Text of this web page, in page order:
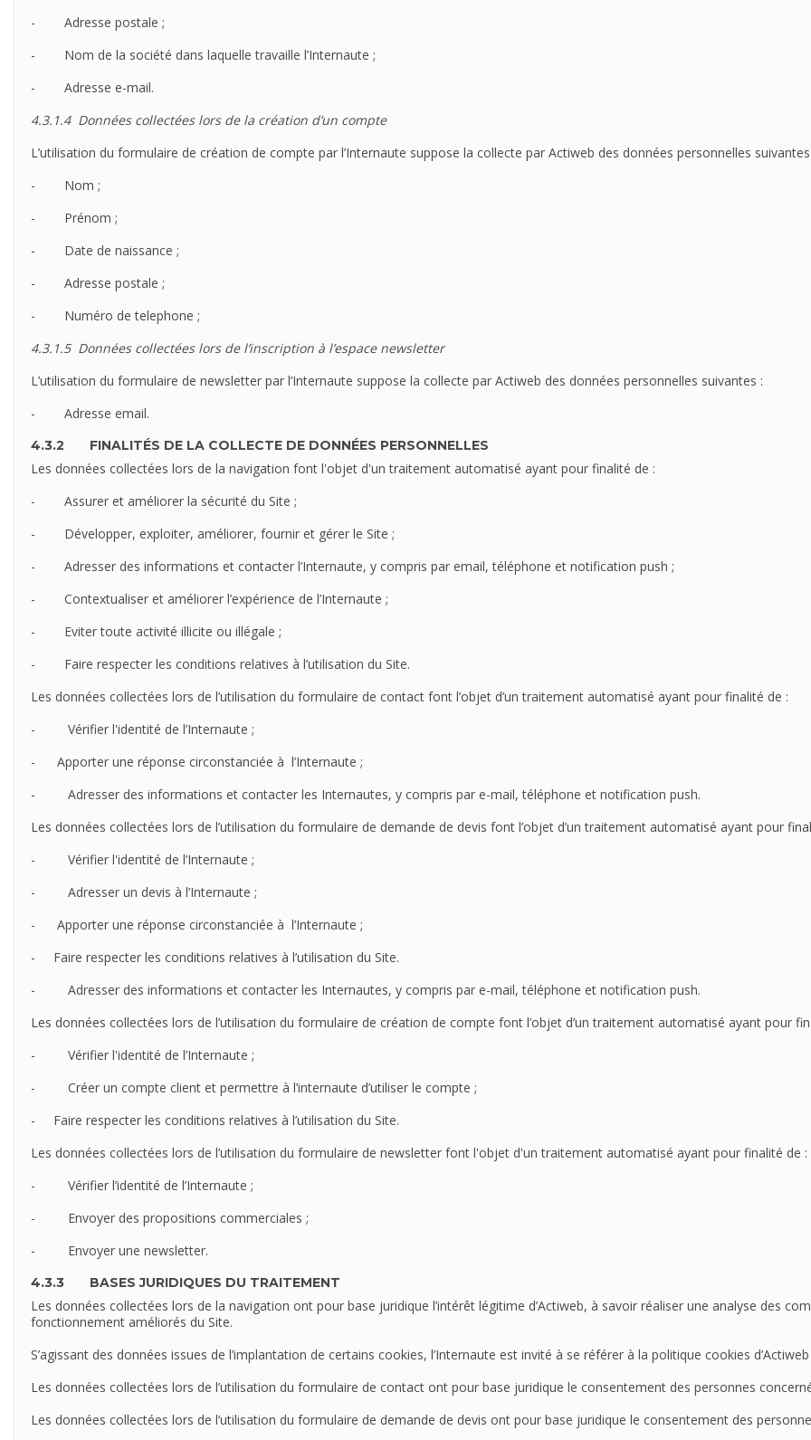
- Adresse postale ;
- Nom de la société dans laquelle travaille l’Internaute ;
- Adresse e-mail.
4.3.1.4 Données collectées lors de la création d’un compte
L’utilisation du formulaire de création de compte par l’Internaute suppose la collecte par Actiweb des données personnelles
- Nom ;
- Prénom ;
- Date de naissance ;
- Adresse postale ;
- Numéro de telephone ;
4.3.1.5 Données collectées lors de l’inscription à l’espace newsletter
L’utilisation du formulaire de newsletter par l’Internaute suppose la collecte par Actiweb des données personnelles suivantes :
- Adresse email.
4.3.2 FINALITÉS DE LA COLLECTE DE DONNÉES PERSONNELLES
Les données collectées lors de la navigation font l'objet d'un traitement automatisé ayant pour finalité de :
- Assurer et améliorer la sécurité du Site ;
- Développer, exploiter, améliorer, fournir et gérer le Site ;
- Adresser des informations et contacter l’Internaute, y compris par email, téléphone et notification push ;
- Contextualiser et améliorer l’expérience de l’Internaute ;
- Eviter toute activité illicite ou illégale ;
- Faire respecter les conditions relatives à l’utilisation du Site.
Les données collectées lors de l’utilisation du formulaire de contact font l’objet d’un traitement automatisé ayant pour finalité de :
- Vérifier l'identité de l’Internaute ;
- Apporter une réponse circonstanciée à l’Internaute ;
- Adresser des informations et contacter les Internautes, y compris par e-mail, téléphone et notification push.
Les données collectées lors de l’utilisation du formulaire de demande de devis font l’objet d’un traitement automatisé ayant pour
- Vérifier l'identité de l’Internaute ;
- Adresser un devis à l’Internaute ;
- Apporter une réponse circonstanciée à l’Internaute ;
- Faire respecter les conditions relatives à l’utilisation du Site.
- Adresser des informations et contacter les Internautes, y compris par e-mail, téléphone et notification push.
Les données collectées lors de l’utilisation du formulaire de création de compte font l’objet d’un traitement automatisé ayant pour
- Vérifier l'identité de l’Internaute ;
- Créer un compte client et permettre à l’internaute d’utiliser le compte ;
- Faire respecter les conditions relatives à l’utilisation du Site.
Les données collectées lors de l’utilisation du formulaire de newsletter font l'objet d'un traitement automatisé ayant pour finalité de :
- Vérifier l’identité de l’Internaute ;
- Envoyer des propositions commerciales ;
- Envoyer une newsletter.
4.3.3 BASES JURIDIQUES DU TRAITEMENT
Les données collectées lors de la navigation ont pour base juridique l’intérêt légitime d’Actiweb, à savoir réaliser une analyse des
fonctionnement améliorés du Site.
S’agissant des données issues de l’implantation de certains cookies, l’Internaute est invité à se référer à la politique cookies
Les données collectées lors de l’utilisation du formulaire de contact ont pour base juridique le consentement des personnes
Les données collectées lors de l’utilisation du formulaire de demande de devis ont pour base juridique le consentement des